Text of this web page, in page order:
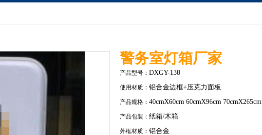
警务室灯箱厂家
产品型号： DXGY-138
使用材质： 铝合金边框+压克力面板
产品规格： 40cmX60cm 60cmX96cm 70cmX265cm
产品包装： 纸箱/木箱
外框材质： 铝合金